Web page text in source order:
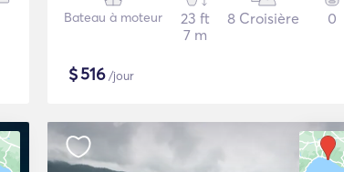
Bateau à moteur
23 ft
7 m
8 Croisière 0
$516/jour